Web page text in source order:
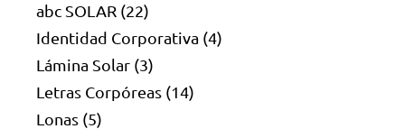
abc SOLAR (22)
Identidad Corporativa (4)
Lámina Solar (3)
Letras Corpóreas (14)
Lonas (5)